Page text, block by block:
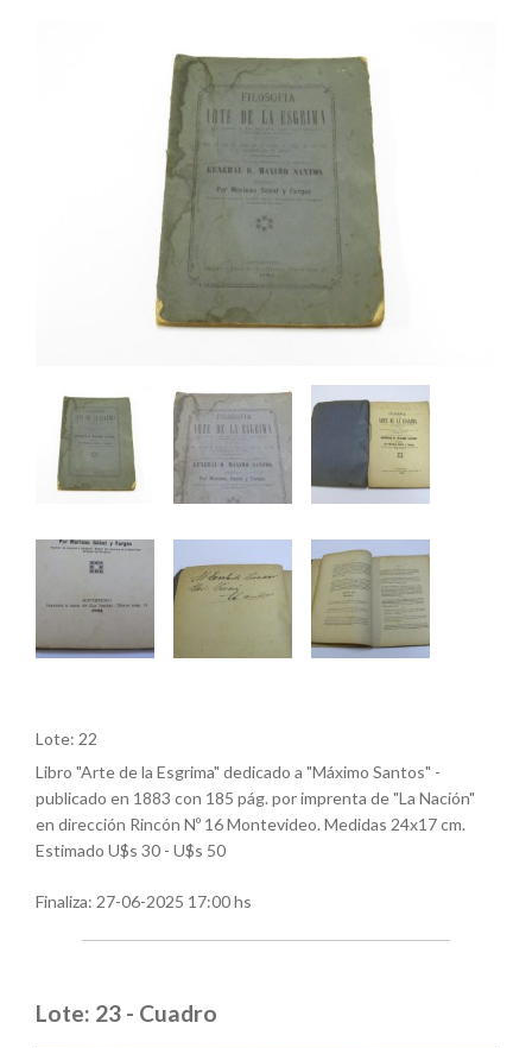
Lote: 22
Libro "Arte de la Esgrima" dedicado a "Máximo Santos" -
publicado en 1883 con 185 pág. por imprenta de "La Nación"
en dirección Rincón Nº 16 Montevideo. Medidas 24x17 cm.
Estimado U$s 30 - U$s 50
Finaliza: 27-06-2025 17:00 hs
Lote: 23 - Cuadro